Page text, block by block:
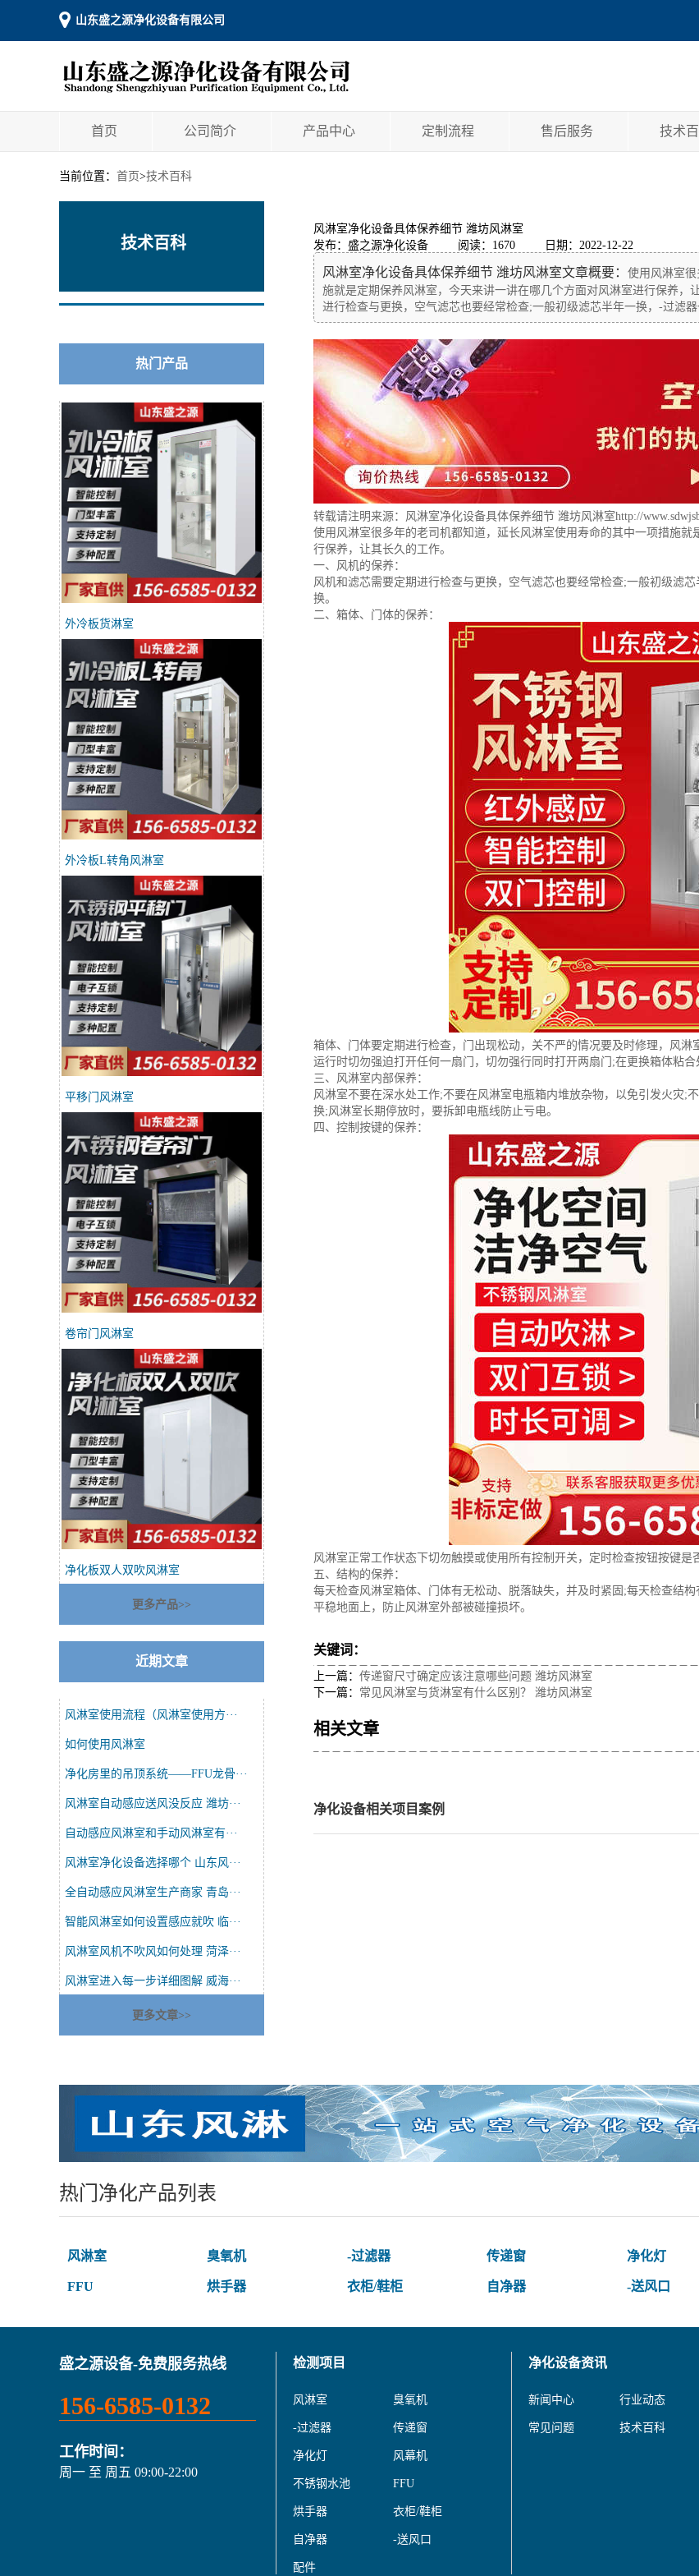
山东盛之源净化设备有限公司
首页 公司简介 产品中心 定制流程 售后服务 技术
当前位置： 首页>技术百科
技术百科
热门产品
外冷板货淋室
外冷板L转角风淋室
平移门风淋室
卷帘门风淋室
净化板双人双吹风淋室
更多产品>>
近期文章
风淋室使用流程（风淋室使用方···
如何使用风淋室
净化房里的吊顶系统——FFU龙骨···
风淋室自动感应送风没反应 潍坊···
自动感应风淋室和手动风淋室有···
风淋室净化设备选择哪个 山东风···
全自动感应风淋室生产商家 青岛···
智能风淋室如何设置感应就吹 临···
风淋室风机不吹风如何处理 菏泽···
风淋室进入每一步详细图解 威海···
更多文章>>
风淋室净化设备具体保养细节 潍坊风淋室
发布：盛之源净化设备
阅读：1670 日期：2022-12-22
风淋室净化设备具体保养细节 潍坊风淋室文章概要： 使用风淋室
施就是定期保养风淋室，今天来讲一讲在哪几个方面对风淋室进行保养，
进行检查与更换，空气滤芯也要经常检查;一般初级滤芯半年一换，-过滤
转载请注明来源： 风淋室净化设备具体保养细节 潍坊风淋室http://
使用风淋室很多年的老司机都知道，延长风淋室使用寿命的其中一项措施
行保养，让其长久的工作。
一、风机的保养：
风机和滤芯需要定期进行检查与更换，空气滤芯也要经常检查;一般初级滤
换。
二、箱体、门体的保养：
箱体、门体要定期进行检查，门出现松动，关不严的情况要及时修理，风
运行时切勿强迫打开任何一扇门，切勿强行同时打开两扇门;在更换箱体粘
三、风淋室内部保养：
风淋室不要在深水处工作;不要在风淋室电瓶箱内堆放杂物，以免引发火灾;
换;风淋室长期停放时，要拆卸电瓶线防止亏电。
四、控制按键的保养：
风淋室正常工作状态下切勿触摸或使用所有控制开关，定时检查按钮按键是
五、结构的保养：
每天检查风淋室箱体、门体有无松动、脱落缺失，并及时紧固;每天检查结
平稳地面上，防止风淋室外部被碰撞损坏。
关键词：
上一篇： 传递窗尺寸确定应该注意哪些问题 潍坊风淋室
下一篇： 常见风淋室与货淋室有什么区别？ 潍坊风淋室
相关文章
净化设备相关项目案例
热门净化产品列表
风淋室 臭氧机 -过滤器 传递窗 净化灯
FFU 烘手器 衣柜/鞋柜 自净器 -送风口
盛之源设备-免费服务热线
156-6585-0132
工作时间：
周一 至 周五 09:00-22:00
检测项目
风淋室 臭氧机
-过滤器 传递窗
净化灯 风幕机
不锈钢水池 FFU
烘手器 衣柜/鞋柜
自净器 -送风口
配件
净化设备资讯
新闻中心 行业动态
常见问题 技术百科